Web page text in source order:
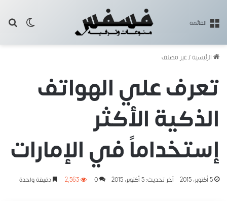
القائمة
الرئيسية/غير مصنف
تعرف علي الهواتف
الذكية الأكثر
إستخداماً في الإمارات
5 أكتوبر، 2015 آخر تحديث: 5 أكتوبر، 2015 0 2٬563 دقيقة واحدة